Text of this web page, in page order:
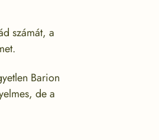
számát, a
Barion
de a